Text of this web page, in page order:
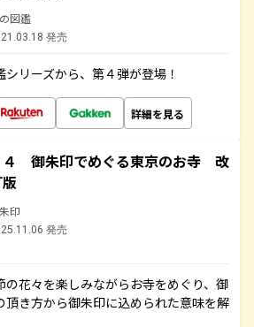
図鑑
発売
シリーズから、第４弾が登場！
詳細を見る
４ 御朱印でめぐる東京のお寺 改
印
発売
の花々を楽しみながらお寺をめぐり、御
頂き方から御朱印に込められた意味を解